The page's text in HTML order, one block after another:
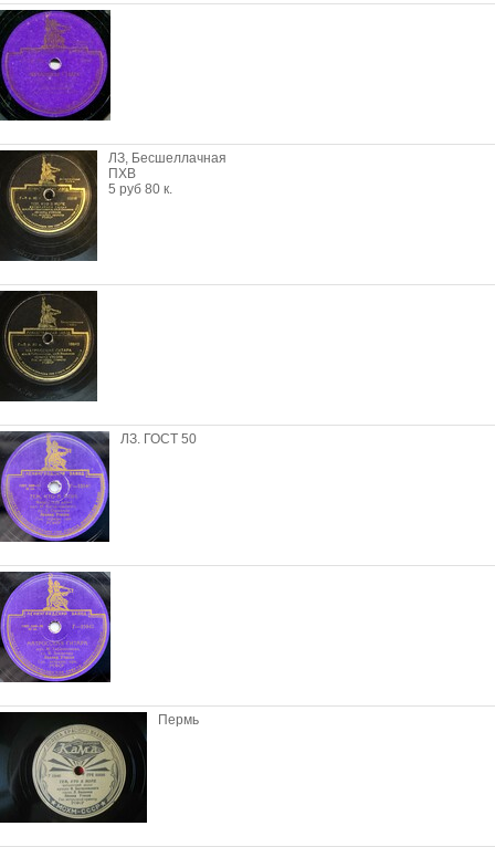
ЛЗ, Бесшеллачная
ПХВ
5 руб 80 к.
ЛЗ. ГОСТ 50
Пермь